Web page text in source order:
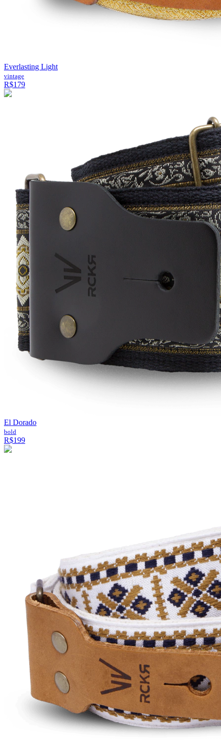
Everlasting Light
vintage
R$179
El Dorado
bold
R$199